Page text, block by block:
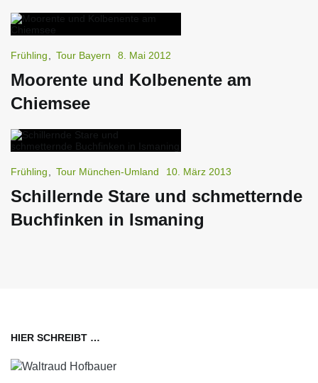
Frühling Tour Bayern 8. Mai 2012
Moorente und Kolbenente am
Chiemsee
Frühling Tour München-Umland 10. März 2013
Schillernde Stare und schmetternde
Buchfinken in Ismaning
HIER SCHREIBT …